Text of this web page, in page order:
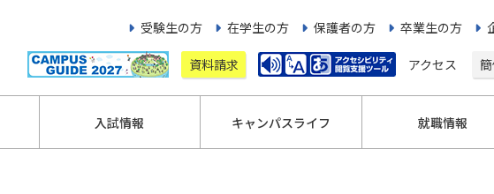
受験生の方 在学生の方 保護者の方 卒業生の方
資料請求 アクセス
入試情報 キャンパスライフ 就職情報